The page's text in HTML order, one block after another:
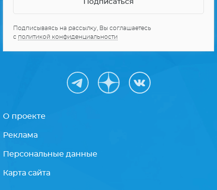
Подписываясь на рассылку, Вы соглашаетесь
с политикой конфиденциальности
О проекте
Реклама
Персональные данные
Карта сайта